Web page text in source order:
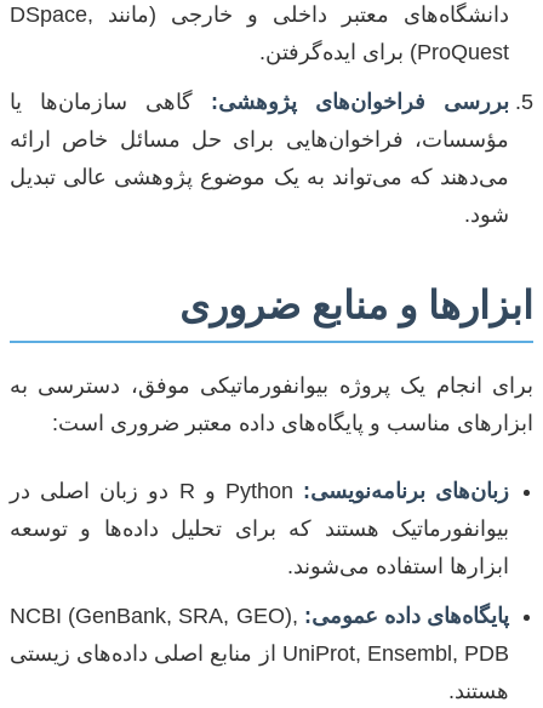
دانشگاه‌های معتبر داخلی و خارجی (مانند DSpace,
ProQuest) برای ایده‌گرفتن.
بررسی فراخوان‌های پژوهشی: گاهی سازمان‌ها یا
مؤسسات، فراخوان‌هایی برای حل مسائل خاص ارائه
می‌دهند که می‌تواند به یک موضوع پژوهشی عالی تبدیل
شود.
ابزارها و منابع ضروری
برای انجام یک پروژه بیوانفورماتیکی موفق، دسترسی به
ابزارهای مناسب و پایگاه‌های داده معتبر ضروری است:
زبان‌های برنامه‌نویسی:
Python و R دو زبان اصلی در
بیوانفورماتیک هستند که برای تحلیل داده‌ها و توسعه
ابزارها استفاده می‌شوند.
پایگاه‌های داده عمومی: NCBI (GenBank, SRA, GEO),
UniProt, Ensembl, PDB از منابع اصلی داده‌های زیستی
هستند.